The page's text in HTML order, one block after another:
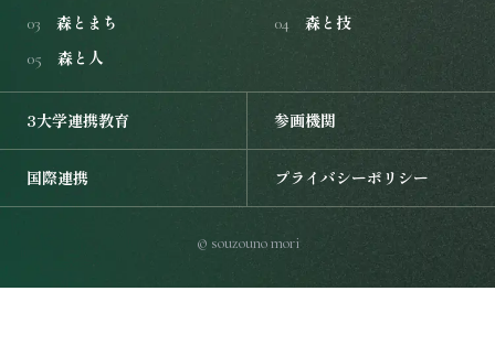
03
森とまち 04
森と技
05
森と人
3大学連携教育
参画機関を開く
参画機関
国際連携
プライバシーポリシーを開く
プライバシーポリシー
© souzouno mori